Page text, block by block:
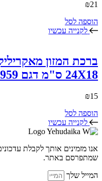
₪21
הוספה לסל
לקנייה עכשיו
ברכת המזון
24X18 ס"מ דגם UK49959
₪15
הוספה לסל
לקנייה עכשיו
אנו מזמינים אותך לקבלת
שמתפרסם באתר.
המייל שלך